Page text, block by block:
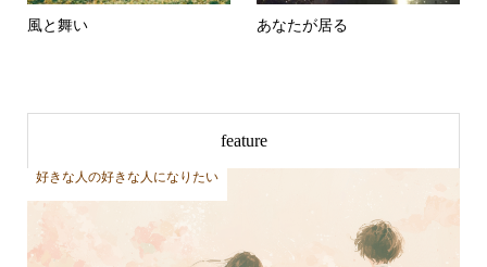
風と舞い あなたが居る
feature
好きな人を忘れる方法がない